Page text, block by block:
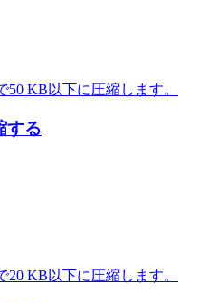
50 KB以下に圧縮します。
する
20 KB以下に圧縮します。